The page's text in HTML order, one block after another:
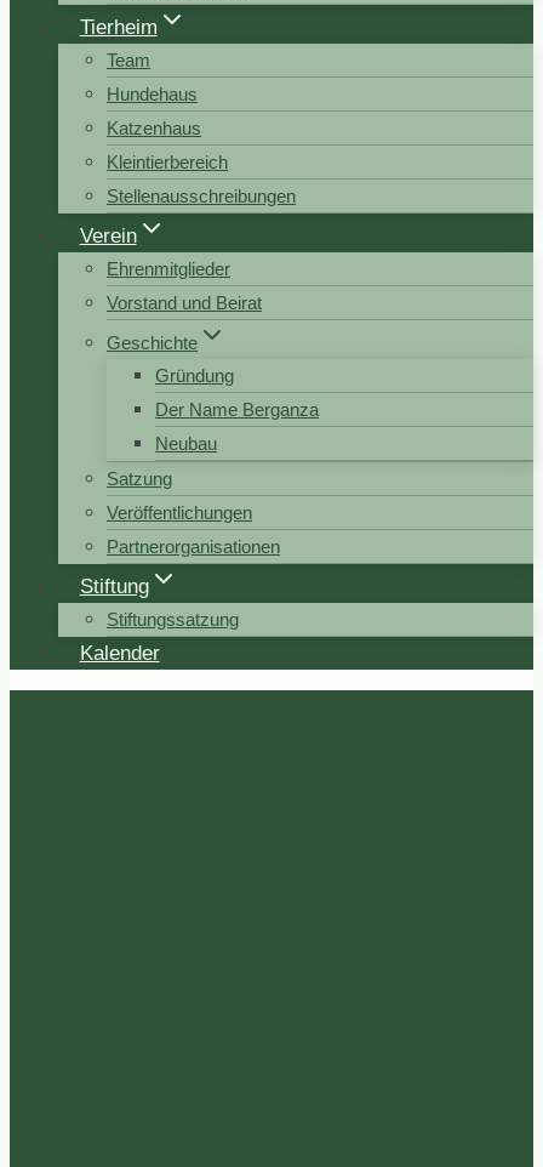
Tierheim
Team
Hundehaus
Katzenhaus
Kleintierbereich
Stellenausschreibungen
Verein
Ehrenmitglieder
Vorstand und Beirat
Geschichte
Gründung
Der Name Berganza
Neubau
Satzung
Veröffentlichungen
Partnerorganisationen
Stiftung
Stiftungssatzung
Kalender